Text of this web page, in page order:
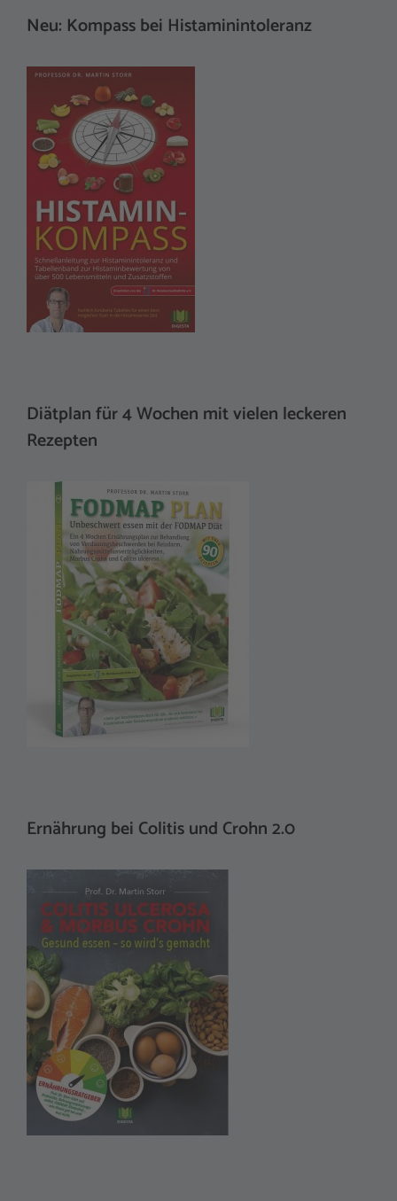
Neu: Kompass bei Histaminintoleranz
Diätplan für 4 Wochen mit vielen leckeren
Rezepten
Ernährung bei Colitis und Crohn 2.0